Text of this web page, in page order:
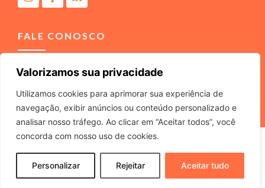
Valorizamos sua privacidade
Utilizamos cookies para aprimorar sua experiência de
navegação, exibir anúncios ou conteúdo personalizado e
analisar nosso tráfego. Ao clicar em “Aceitar todos”, você
concorda com nosso uso de cookies.
Personalizar Rejeitar Aceitar tudo
FALE CONOSCO
(11) 4040-3666 contato@m2comunicacao.com.br
M2 COMUNICACAO JURIDICA LTDA – ME – CNPJ
22.040.734/0001-37 – Rua Tabajaras, 439 – Tel. (11) 4040-
3666